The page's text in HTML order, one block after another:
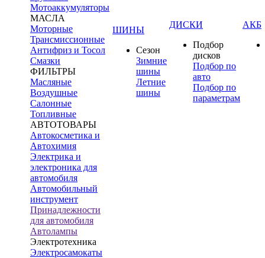
Мотоаккумуляторы
МАСЛА
Моторные
Трансмиссионные
Антифриз и Тосол
Смазки
ФИЛЬТРЫ
Масляные
Воздушные
Салонные
Топливные
АВТОТОВАРЫ
Автокосметика и
Автохимия
Электрика и
электроника для
автомобиля
Автомобильный
инструмент
Принадлежности
для автомобиля
Автолампы
Электротехника
Электросамокаты
ШИНЫ
Сезон
Зимние
шины
Летние
шины
ДИСКИ
Подбор
дисков
Подбор по
авто
Подбор по
параметрам
АКБ